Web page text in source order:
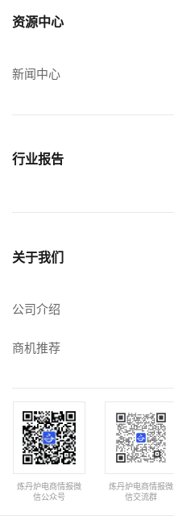
资源中心
新闻中心
行业报告
关于我们
公司介绍
商机推荐
炼丹炉电商情报微
信公众号
炼丹炉电商情报微
信交流群